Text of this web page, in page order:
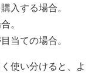
入する場合。
。
当ての場合。
使い分けると、よ